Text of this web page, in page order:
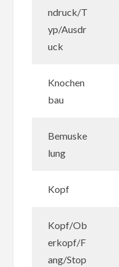
ndruck/T
yp/Ausdr
uck
Knochen
bau
Bemuske
lung
Kopf
Kopf/Ob
erkopf/F
ang/Stop